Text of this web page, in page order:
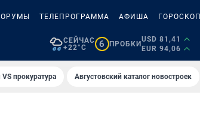
ТЕЛЕПРОГРАММА АФИША ГОРОСКОП
СЕЙЧАС
+22°C
6 ПРОБКИ
USD 81,41
EUR 94,06
прокуратура Августовский каталог новостроек